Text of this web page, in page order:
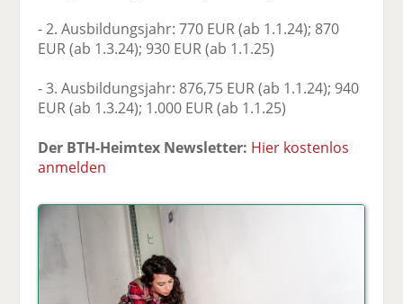
- 2. Ausbildungsjahr: 770 EUR (ab 1.1.24); 870
EUR (ab 1.3.24); 930 EUR (ab 1.1.25)
- 3. Ausbildungsjahr: 876,75 EUR (ab 1.1.24); 940
EUR (ab 1.3.24); 1.000 EUR (ab 1.1.25)
Der BTH-Heimtex Newsletter: Hier kostenlos
anmelden